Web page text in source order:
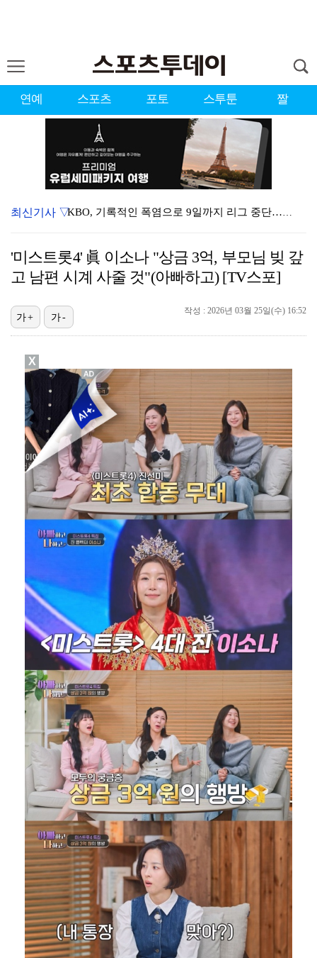
연예 스포츠 포토 스투툰 짤
KBO, 기록적인 폭염으로 9일까지 리그 중단…내달 6…
3승 사냥 시동 건 서교림 "샷·퍼트 만족스러워…좋은 …
청문회부터 압수수색·심판 성접대 의혹까지…월드컵 탈락이…
박문성 "축구협회 성접대 의혹? 사실이면 국제 망신…사…
"기분 맞춰주려고" 축구협회, 외국인 심판 성접대 의혹…
폭로자 "황정민, 본인 말에 책임져야…내가 사생활에 초…
'주장 완장' 김민재, 한국 떠나기 전 뮌헨 동료들에게…
최신기사 ▽
'미스트롯4' 眞 이소나 "상금 3억, 부모님 빚 갚
고 남편 시계 사줄 것"(아빠하고) [TV스포]
작성 : 2026년 03월 25일(수) 16:52
가+ 가-
X